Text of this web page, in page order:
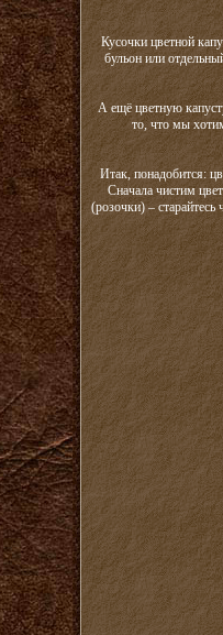
Кусочки цветной
бульон или
А ещё цветную
то, что мы
Итак, понадобится:
Сначала чистим
(розочки) –